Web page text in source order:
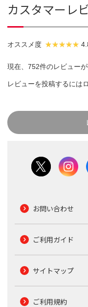
カスタマーレ
オススメ度
現在、752件のレビューが
レビューを投稿するには
お問い合わせ
ご利用ガイド
サイトマップ
ご利用規約